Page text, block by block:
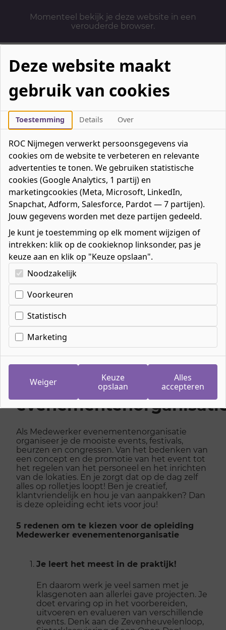
Momenteel bekijk je deze website in een
verouderde browser.
Mbo-opleidingen
Werken & Leren
Mavo / havo / vwo
Contact
Over ons
Bedrijven
Favorieten0favorieten
Mijn ROC
Zoeken
Cookie-instellingen
Deze website maakt
gebruik van cookies
Toestemming Details Over
ROC Nijmegen verwerkt persoonsgegevens via
cookies om de website te verbeteren en relevante
advertenties te tonen. We gebruiken statistische
cookies (Google Analytics, 1 partij) en
marketingcookies (Meta, Microsoft, LinkedIn,
Snapchat, Adform, Salesforce, Pardot — 7 partijen).
Jouw gegevens worden met deze partijen gedeeld.
Je kunt je toestemming op elk moment wijzigen of
intrekken: klik op de cookieknop linksonder, pas je
keuze aan en klik op "Keuze opslaan".
Kies uw cookie-voorkeuren
Noodzakelijk
Voorkeuren
Statistisch
Marketing
Weiger
Keuze
opslaan
Alles
accepteren
Home»Blog»
5x redenen om te kiezen voor de opleiding
Medewerker evenementenorganisatie
5x redenen om te
kiezen voor de
opleiding Medewerker
Als Medewerker evenementenorganisatie
organiseer je de mooiste events, festivals,
beurzen en congressen. Van het bedenken van
een concept en de promotie van het event tot
het regelen van het personeel en het inrichten
van de lokaties. En je zorgt dat op de dag zelf
alles op rolletjes loopt! Ben je creatief,
klantvriendelijk en hou je van aanpakken? Dan
is deze opleiding echt iets voor jou!
5 redenen om te kiezen voor de opleiding
Medewerker evenementenorganisatie
Je leert het meest in de praktijk!
En daarom werk je veel samen met je
klasgenoten aan allerlei gave projecten. Je
doet ervaring op in het voorbereiden,
uitvoeren en evalueren van verschillende
events. Denk aan de Zevenheuvelenloop,